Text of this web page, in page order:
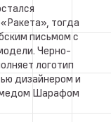
тогда
письмом с
Черно-
логотип
дизайнером и
Шарафом